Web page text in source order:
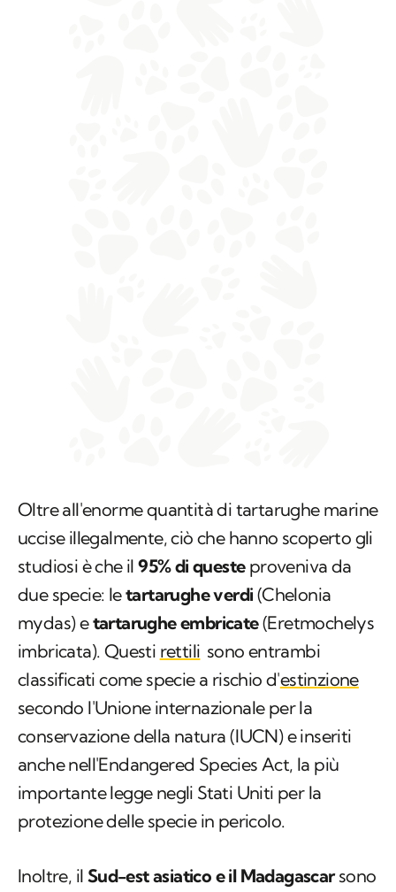
Oltre all'enorme quantità di tartarughe marine
uccise illegalmente, ciò che hanno scoperto gli
studiosi è che il95% di questeproveniva da
due specie: letartarughe verdi (Chelonia
mydas) etartarughe embricate(Eretmochelys
imbricata). Questi rettili sono entrambi
classificati come specie a rischio d'estinzione
secondo l'Unione internazionale per la
conservazione della natura (IUCN) e inseriti
anche nell'Endangered Species Act, la più
importante legge negli Stati Uniti per la
protezione delle specie in pericolo.
Inoltre, il Sud-est asiatico e il Madagascarsono